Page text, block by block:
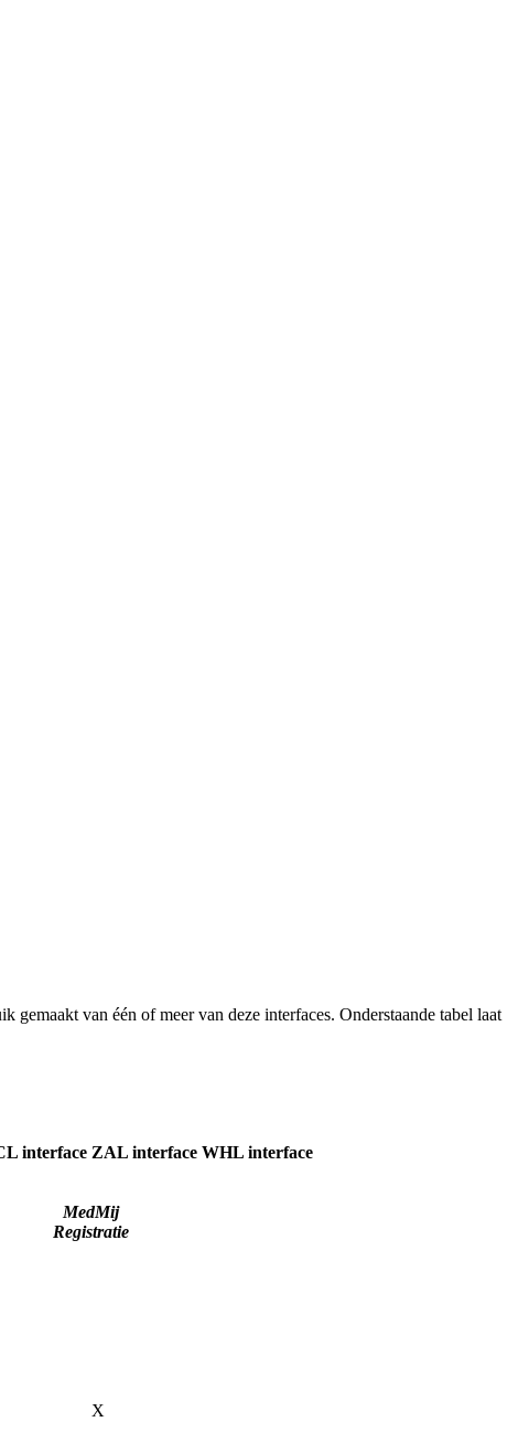
van één of meer van deze interfaces. Onderstaande tabel laat
interface ZAL interface WHL interface
MedMij
Registratie
X